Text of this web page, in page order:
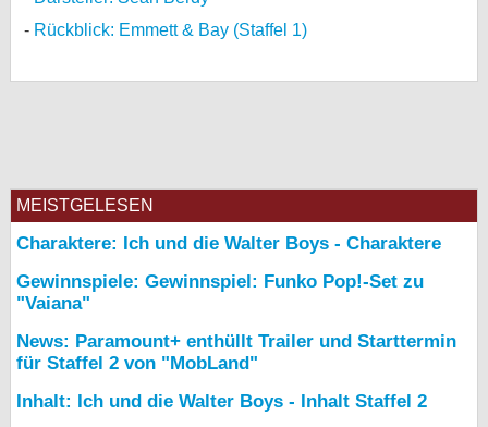
Rückblick: Emmett & Bay (Staffel 1)
MEISTGELESEN
Charaktere: Ich und die Walter Boys - Charaktere
Gewinnspiele: Gewinnspiel: Funko Pop!-Set zu
"Vaiana"
News: Paramount+ enthüllt Trailer und Starttermin
für Staffel 2 von "MobLand"
Inhalt: Ich und die Walter Boys - Inhalt Staffel 2